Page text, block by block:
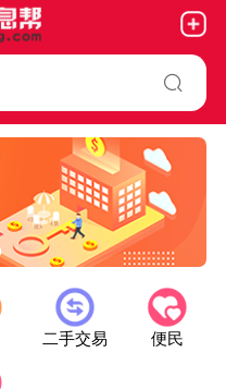
二手交易 便民